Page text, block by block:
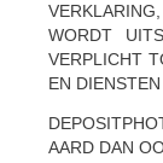
WORDT
VERPLICHT
EN
AARD DAN